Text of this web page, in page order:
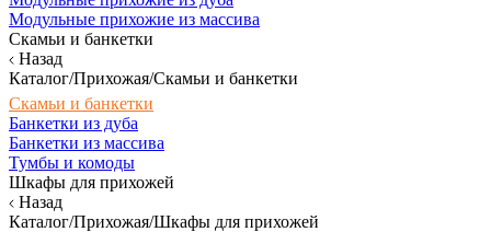
Модульные прихожие из массива
Скамьи и банкетки
Назад
Каталог/Прихожая/Скамьи и банкетки
Скамьи и банкетки
Банкетки из дуба
Банкетки из массива
Тумбы и комоды
Шкафы для прихожей
Назад
Каталог/Прихожая/Шкафы для прихожей